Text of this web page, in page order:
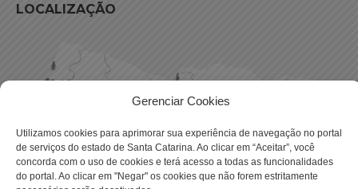
Gerenciar Cookies
Utilizamos cookies para aprimorar sua experiência de navegação no portal
de serviços do estado de Santa Catarina. Ao clicar em “Aceitar”, você
concorda com o uso de cookies e terá acesso a todas as funcionalidades
do portal. Ao clicar em "Negar" os cookies que não forem estritamente
LOCALIZAÇÃO